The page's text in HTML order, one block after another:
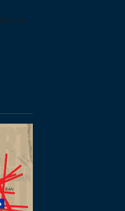
by